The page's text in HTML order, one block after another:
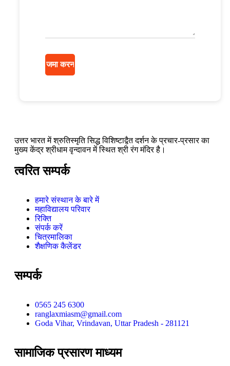
उत्तर भारत में श्रुतिस्मृति सिद्ध विशिष्टाद्वैत दर्शन के प्रचार-प्रसार का
मुख्य केंद्र श्रीधाम वृन्दावन में स्थित श्री रंग मंदिर है।
त्वरित सम्पर्क
हमारे संस्थान के बारे में
महाविद्यालय परिवार
रिक्ति
संपर्क करें
चित्रमालिका
शैक्षणिक कैलेंडर
सम्पर्क
0565 245 6300
ranglaxmiasm@gmail.com
Goda Vihar, Vrindavan, Uttar Pradesh - 281121
सामाजिक प्रसारण माध्यम